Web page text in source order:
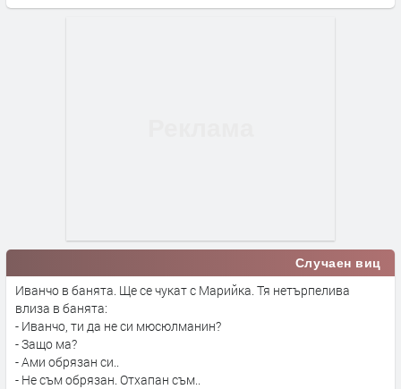
Случаен виц
Иванчо в банята. Ще се чукат с Марийка. Тя нетърпелива
влиза в банята:
- Иванчо, ти да не си мюсюлманин?
- Защо ма?
- Ами обрязан си..
- Не съм обрязан. Отхапан съм..